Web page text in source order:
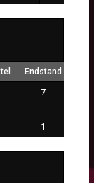
Endstand
7
1